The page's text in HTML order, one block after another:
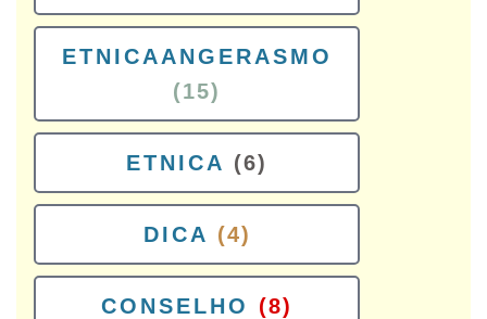
ETNICAANGERASMO
(15)
ETNICA (6)
DICA (4)
CONSELHO (8)